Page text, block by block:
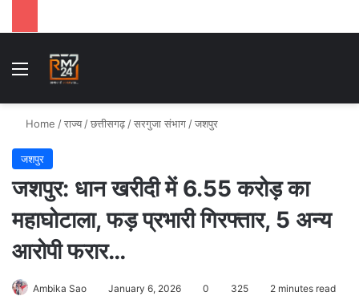
Menu
Home /राज्य /छत्तीसगढ़ /सरगुजा संभाग /जशपुर
जशपुर
जशपुर: धान खरीदी में 6.55 करोड़ का
महाघोटाला, फड़ प्रभारी गिरफ्तार, 5 अन्य
आरोपी फरार…
Ambika Sao January 6, 2026 0 325 2 minutes read